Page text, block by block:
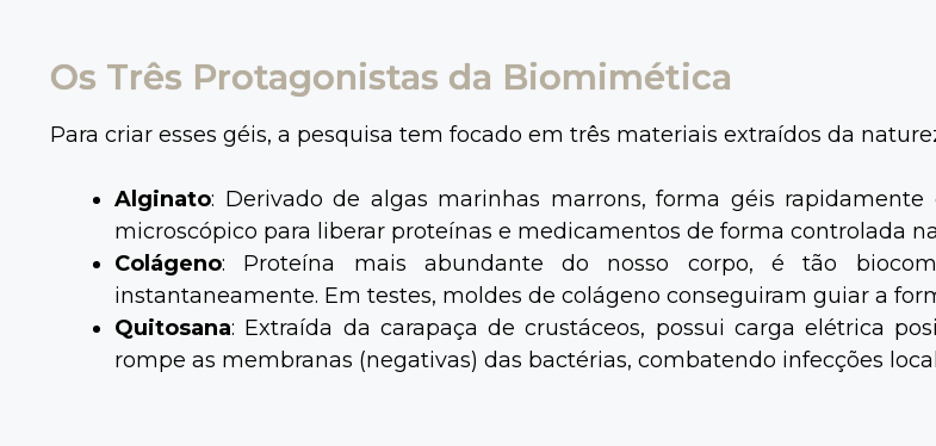
Os Três Protagonistas da Biomimética
Para criar esses géis, a pesquisa tem focado em três materiais extraídos da
Alginato: Derivado de algas marinhas marrons, forma géis
microscópico para liberar proteínas e medicamentos de forma controlada
Colágeno: Proteína mais abundante do nosso corpo, é tão
instantaneamente. Em testes, moldes de colágeno conseguiram guiar a
Quitosana: Extraída da carapaça de crustáceos, possui carga elétrica
rompe as membranas (negativas) das bactérias, combatendo infecções